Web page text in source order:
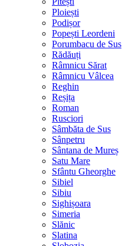
Ploiești
Podișor
Popești Leordeni
Porumbacu de Sus
Rădăuți
Râmnicu Sărat
Râmnicu Vâlcea
Reghin
Reșița
Roman
Rusciori
Sâmbăta de Sus
Sânpetru
Sântana de Mureș
Satu Mare
Sfântu Gheorghe
Sibiel
Sibiu
Sighișoara
Simeria
Slănic
Slatina